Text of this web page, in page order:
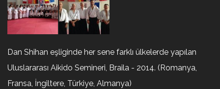
Dan Shihan eşliginde her sene farklı ülkelerde yapılan
Uluslararası Aikido Semineri, Braila - 2014. (Romanya,
Fransa, İngiltere, Türkiye, Almanya)